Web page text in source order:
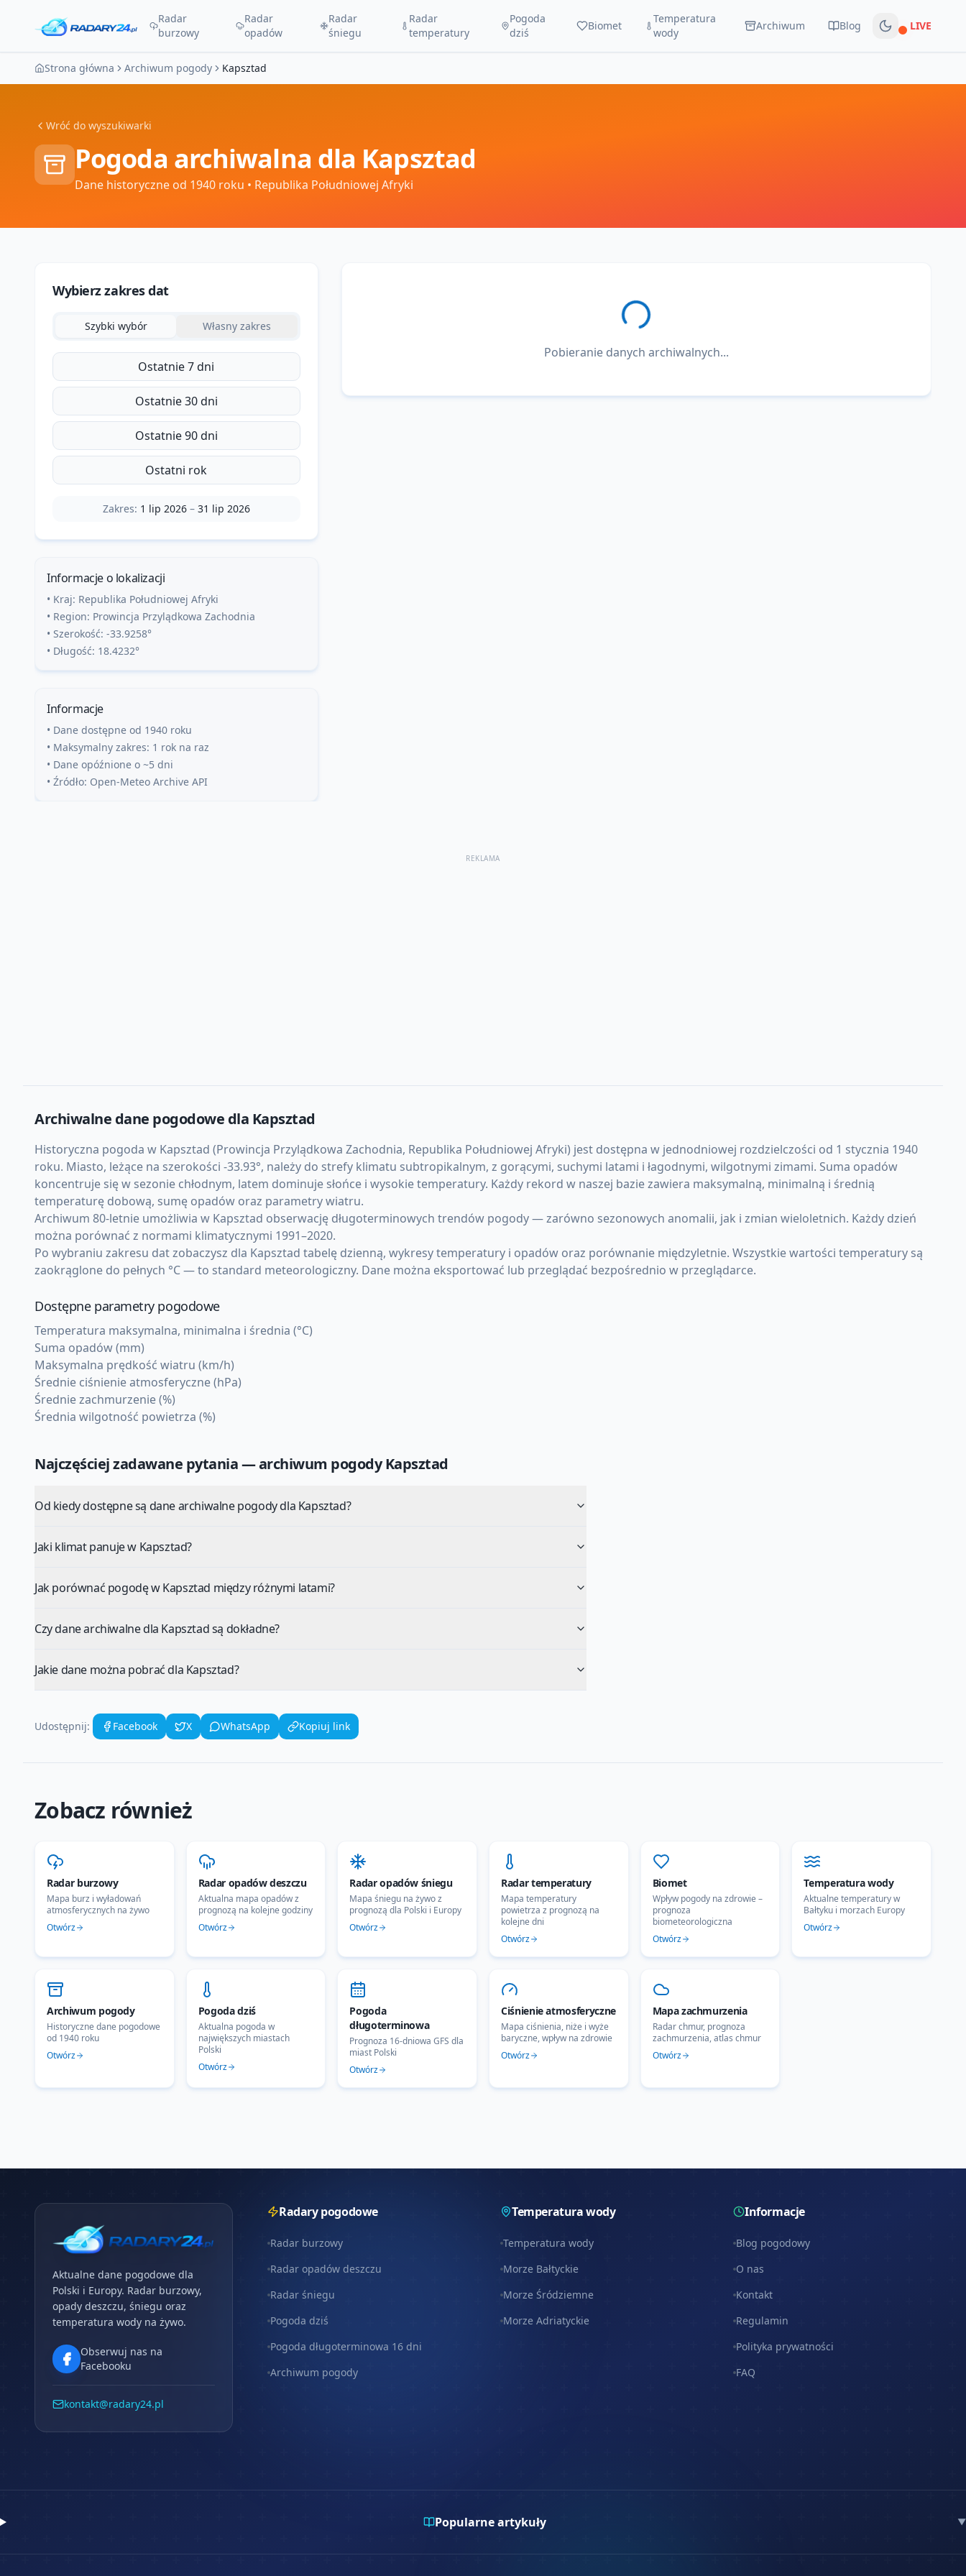
Radar
burzowy
Radar
opadów
Radar
śniegu
Radar
temperatury
Pogoda
dziś
Biomet
Temperatura
wody
Archiwum Blog Na żywo
LIVE
Strona główna Archiwum pogody Kapsztad
Wróć do wyszukiwarki
Pogoda archiwalna dla Kapsztad
Dane historyczne od 1940 roku • Republika Południowej Afryki
Wybierz zakres dat
Szybki wybór Własny zakres
Ostatnie 7 dni
Ostatnie 30 dni
Ostatnie 90 dni
Ostatni rok
Zakres: 1 lip 2026– 31 lip 2026
Informacje o lokalizacji
• Kraj: Republika Południowej Afryki
• Region: Prowincja Przylądkowa Zachodnia
• Szerokość: -33.9258°
• Długość: 18.4232°
Informacje
• Dane dostępne od 1940 roku
• Maksymalny zakres: 1 rok na raz
• Dane opóźnione o ~5 dni
• Źródło: Open-Meteo Archive API
Pobieranie danych archiwalnych...
REKLAMA
Archiwalne dane pogodowe dla Kapsztad
Historyczna pogoda w Kapsztad (Prowincja Przylądkowa Zachodnia, Republika Południowej Afryki) jest dostępna w jednodniowej rozdzielczości od 1 stycznia 1940
roku. Miasto, leżące na szerokości -33.93°, należy do strefy klimatu subtropikalnym, z gorącymi, suchymi latami i łagodnymi, wilgotnymi zimami. Suma opadów
koncentruje się w sezonie chłodnym, latem dominuje słońce i wysokie temperatury. Każdy rekord w naszej bazie zawiera maksymalną, minimalną i średnią
temperaturę dobową, sumę opadów oraz parametry wiatru.
Archiwum 80-letnie umożliwia w Kapsztad obserwację długoterminowych trendów pogody — zarówno sezonowych anomalii, jak i zmian wieloletnich. Każdy dzień
można porównać z normami klimatycznymi 1991–2020.
Po wybraniu zakresu dat zobaczysz dla Kapsztad tabelę dzienną, wykresy temperatury i opadów oraz porównanie międzyletnie. Wszystkie wartości temperatury są
zaokrąglone do pełnych °C — to standard meteorologiczny. Dane można eksportować lub przeglądać bezpośrednio w przeglądarce.
Dostępne parametry pogodowe
Temperatura maksymalna, minimalna i średnia (°C)
Suma opadów (mm)
Maksymalna prędkość wiatru (km/h)
Średnie ciśnienie atmosferyczne (hPa)
Średnie zachmurzenie (%)
Średnia wilgotność powietrza (%)
Najczęściej zadawane pytania — archiwum pogodyKapsztad
Od kiedy dostępne są dane archiwalne pogody dla Kapsztad?
Jaki klimat panuje w Kapsztad?
Jak porównać pogodę w Kapsztad między różnymi latami?
Czy dane archiwalne dla Kapsztad są dokładne?
Jakie dane można pobrać dla Kapsztad?
Udostępnij: Facebook X WhatsApp Kopiuj link
Zobacz również
Radar burzowy
Mapa burz i wyładowań
atmosferycznych na żywo
Otwórz
Radar opadów deszczu
Aktualna mapa opadów z
prognozą na kolejne godziny
Otwórz
Radar opadów śniegu
Mapa śniegu na żywo z
prognozą dla Polski i Europy
Otwórz
Radar temperatury
Mapa temperatury
powietrza z prognozą na
kolejne dni
Otwórz
Biomet
Wpływ pogody na zdrowie –
prognoza
biometeorologiczna
Otwórz
Temperatura wody
Aktualne temperatury w
Bałtyku i morzach Europy
Otwórz
Archiwum pogody
Historyczne dane pogodowe
od 1940 roku
Otwórz
Pogoda dziś
Aktualna pogoda w
największych miastach
Polski
Otwórz
Pogoda
długoterminowa
Prognoza 16-dniowa GFS dla
miast Polski
Otwórz
Ciśnienie atmosferyczne
Mapa ciśnienia, niże i wyże
baryczne, wpływ na zdrowie
Otwórz
Mapa zachmurzenia
Radar chmur, prognoza
zachmurzenia, atlas chmur
Otwórz
Aktualne dane pogodowe dla
Polski i Europy. Radar burzowy,
opady deszczu, śniegu oraz
temperatura wody na żywo.
Obserwuj nas na
Facebooku
kontakt@radary24.pl
Radary pogodowe
Radar burzowy
Radar opadów deszczu
Radar śniegu
Pogoda dziś
Pogoda długoterminowa 16 dni
Archiwum pogody
Temperatura wody
Temperatura wody
Morze Bałtyckie
Morze Śródziemne
Morze Adriatyckie
Informacje
Blog pogodowy
O nas
Kontakt
Regulamin
Polityka prywatności
FAQ
Popularne artykuły ▼